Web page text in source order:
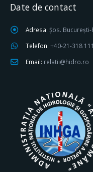
Date de contact
Adresa: Șos.
Telefon: +40-21-318
Email: relatii@hidro.ro